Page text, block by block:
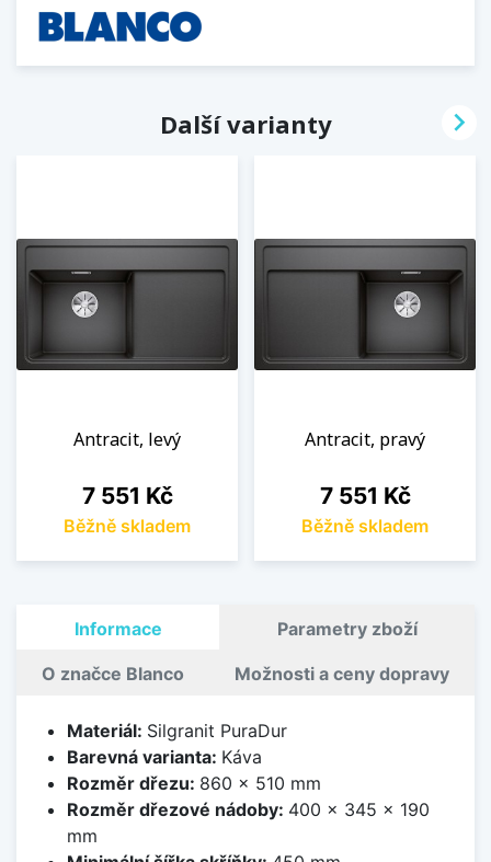
Další varianty
Antracit, levý
Cena
7 551 Kč
Běžně skladem
Antracit, pravý
Cena
7 551 Kč
Běžně skladem

Informace Parametry zboží
O značce Blanco Možnosti a ceny dopravy
Materiál: Silgranit PuraDur
Barevná varianta: Káva
Rozměr dřezu: 860 x 510 mm
Rozměr dřezové nádoby: 400 x 345 x 190
mm